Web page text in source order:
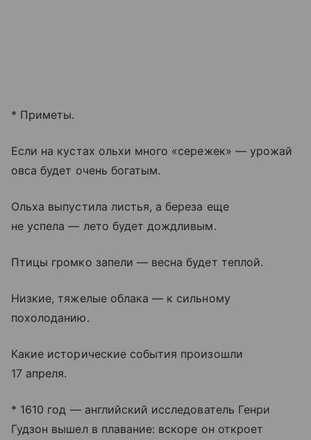
* Приметы.
Если на кустах ольхи много «сережек» — урожай
овса будет очень богатым.
Ольха выпустила листья, а береза еще
не успела — лето будет дождливым.
Птицы громко запели — весна будет теплой.
Низкие, тяжелые облака — к сильному
похолоданию.
Какие исторические события произошли
17 апреля.
* 1610 год — английский исследователь Генри
Гудзон вышел в плавание: вскоре он откроет